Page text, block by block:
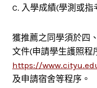
C. 入學成績(學測或指
獲推薦之同學須於四
文件(申請學生護照程
https://
及申請宿舍等程序。